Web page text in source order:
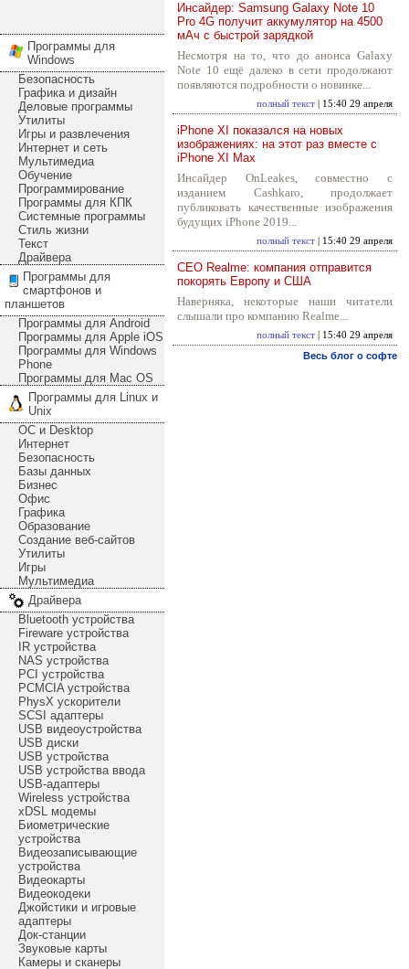
Программы для
Windows
Безопасность
Графика и дизайн
Деловые программы
Утилиты
Игры и развлечения
Интернет и сеть
Мультимедиа
Обучение
Программирование
Программы для КПК
Системные программы
Стиль жизни
Текст
Драйвера
Программы для
смартфонов и
планшетов
Программы для Android
Программы для Apple iOS
Программы для Windows
Phone
Программы для Mac OS
Программы для Linux и
Unix
ОС и Desktop
Интернет
Безопасность
Базы данных
Бизнес
Офис
Графика
Образование
Создание веб-сайтов
Утилиты
Игры
Мультимедиа
Драйвера
Bluetooth устройства
Fireware устройства
IR устройства
NAS устройства
PCI устройства
PCMCIA устройства
PhysX ускорители
SCSI адаптеры
USB видеоустройства
USB диски
USB устройства
USB устройства ввода
USB-адаптеры
Wireless устройства
xDSL модемы
Биометрические
устройства
Видеозаписывающие
устройства
Видеокарты
Видеокодеки
Джойстики и игровые
адаптеры
Док-станции
Звуковые карты
Камеры и сканеры
Инсайдер: Samsung Galaxy Note 10
Pro 4G получит аккумулятор на 4500
мАч с быстрой зарядкой
Несмотря на то, что до анонса Galaxy
Note 10 ещё далеко в сети продолжают
появляются подробности о новинке...
полный текст | 15:40 29 апреля
iPhone XI показался на новых
изображениях: на этот раз вместе с
iPhone XI Max
Инсайдер OnLeakes, совместно с
изданием Cashkaro, продолжает
публиковать качественные изображения
будущих iPhone 2019...
полный текст | 15:40 29 апреля
CEO Realme: компания отправится
покорять Европу и США
Наверняка, некоторые наши читатели
слышали про компанию Realme...
полный текст | 15:40 29 апреля
Весь блог о софте